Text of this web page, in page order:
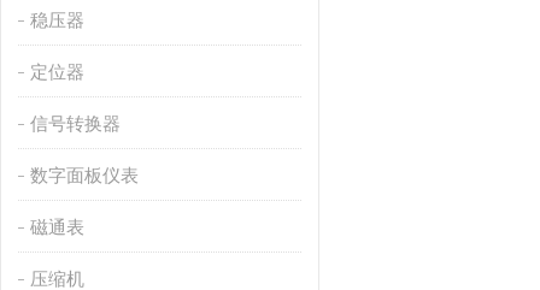
稳压器
定位器
信号转换器
数字面板仪表
磁通表
压缩机